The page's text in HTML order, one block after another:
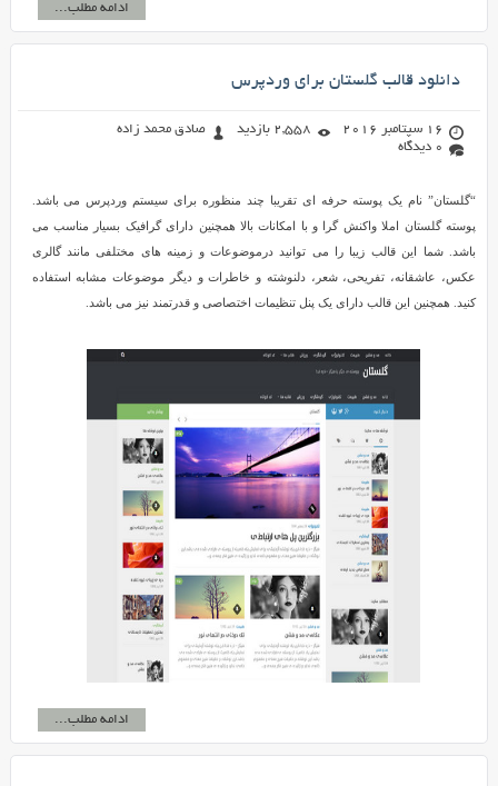
ادامه مطلب...
دانلود قالب گلستان برای وردپرس
16 سپتامبر 2016 2,558 بازدید
صادق محمد زاده
0 دیدگاه
“گلستان” نام یک پوسته حرفه ای تقریبا چند منظوره برای سیستم وردپرس می باشد.
پوسته گلستان املا واکنش گرا و با امکانات بالا همچنین دارای گرافیک بسیار مناسب می
باشد. شما این قالب زیبا را می توانید درموضوعات و زمینه های مختلفی مانند گالری
عکس، عاشقانه، تفریحی، شعر، دلنوشته و خاطرات و دیگر موضوعات مشابه استفاده
کنید. همچنین این قالب دارای یک پنل تنظیمات اختصاصی و قدرتمند نیز می باشد.
ادامه مطلب...